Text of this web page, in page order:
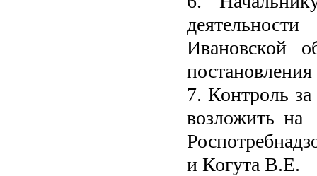
Ивановской
7. Контроль
возложить на
и Когута В.Е.